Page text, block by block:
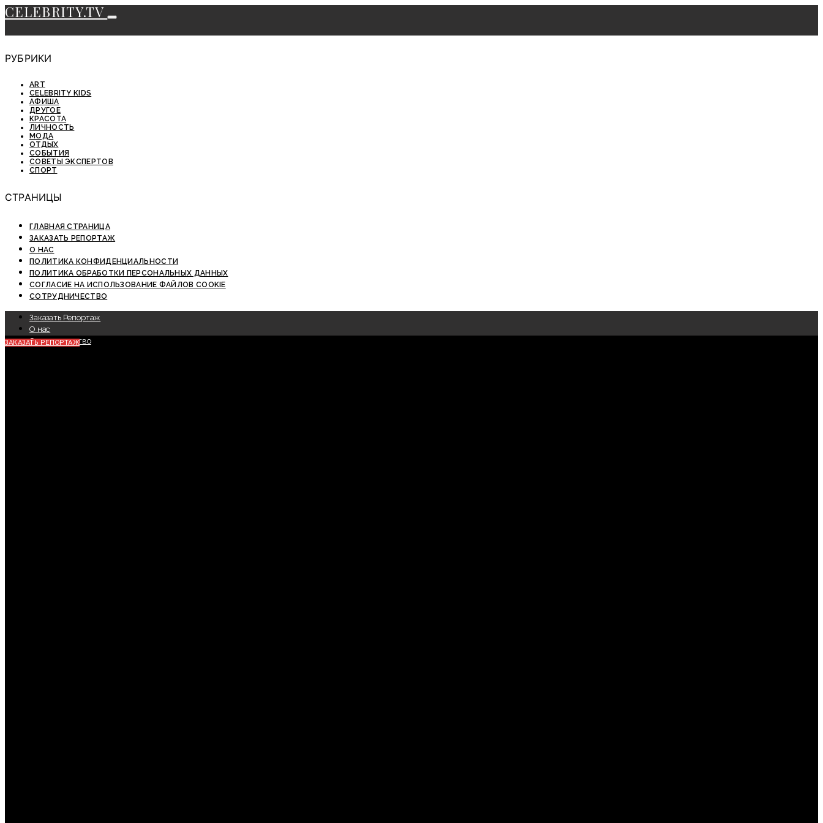
CELEBRITY.TV
РУБРИКИ
ART
CELEBRITY KIDS
АФИША
ДРУГОЕ
КРАСОТА
ЛИЧНОСТЬ
МОДА
ОТДЫХ
СОБЫТИЯ
СОВЕТЫ ЭКСПЕРТОВ
СПОРТ
СТРАНИЦЫ
ГЛАВНАЯ СТРАНИЦА
ЗАКАЗАТЬ РЕПОРТАЖ
О НАС
ПОЛИТИКА КОНФИДЕНЦИАЛЬНОСТИ
ПОЛИТИКА ОБРАБОТКИ ПЕРСОНАЛЬНЫХ ДАННЫХ
СОГЛАСИЕ НА ИСПОЛЬЗОВАНИЕ ФАЙЛОВ COOKIE
СОТРУДНИЧЕСТВО
Заказать Репортаж
О нас
Сотрудничество
ЗАКАЗАТЬ РЕПОРТАЖ